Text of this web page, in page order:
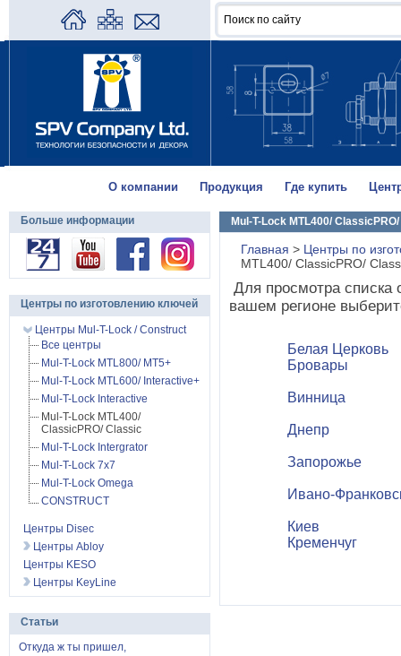
О компании Продукция Где купить
Mul-T-Lock MTL400/
Главная > Центры по
MTL400/ ClassicPRO/
Для просмотра списка
вашем регионе
Белая Церковь
Бровары
Винница
Днепр
Запорожье
Ивано-
Киев
Кременчуг
Больше информации
Центры по изготовлению ключей
Центры Mul-T-Lock / Construct
Все центры
Mul-T-Lock MTL800/ MT5+
Mul-T-Lock MTL600/ Interactive+
Mul-T-Lock Interactive
Mul-T-Lock MTL400/
ClassicPRO/ Classic
Mul-T-Lock Intergrator
Mul-T-Lock 7x7
Mul-T-Lock Omega
CONSTRUCT
Центры Disec
Центры Abloy
Центры KESO
Центры KeyLine
Статьи
Откуда ж ты пришел,